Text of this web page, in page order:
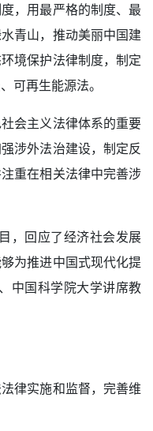
，用最严格的制度、最
青山，推动美丽中国建
境保护法律制度，制定
可再生能源法。
会主义法律体系的重要
涉外法治建设，制定反
重在相关法律中完善涉
回应了经济社会发展
为推进中国式现代化提
中国科学院大学讲席教
律实施和监督，完善维